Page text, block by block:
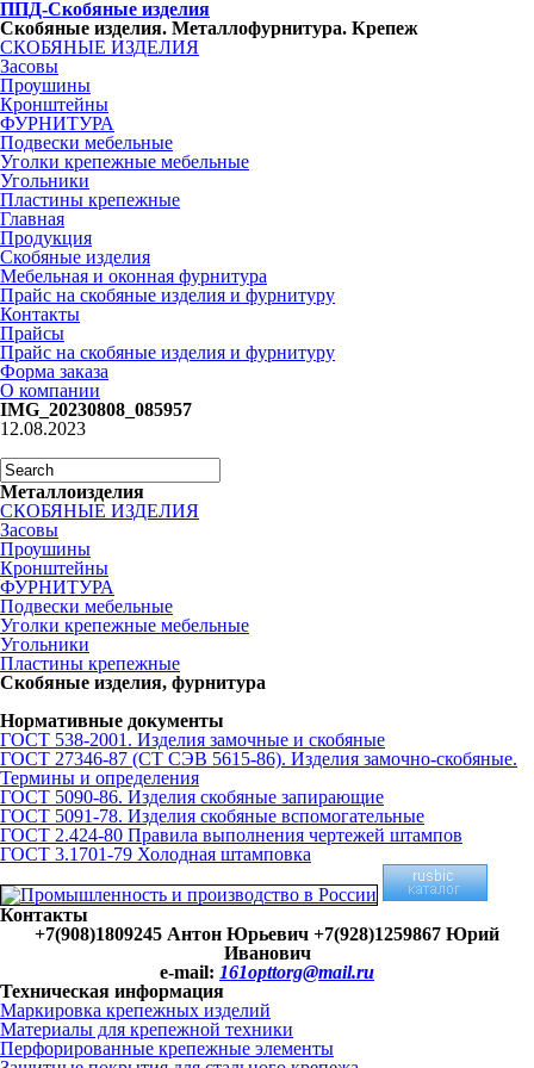
ППД-Скобяные изделия
Скобяные изделия. Металлофурнитура. Крепеж
СКОБЯНЫЕ ИЗДЕЛИЯ
Засовы
Проушины
Кронштейны
ФУРНИТУРА
Подвески мебельные
Уголки крепежные мебельные
Угольники
Пластины крепежные
Главная
Продукция
Скобяные изделия
Мебельная и оконная фурнитура
Прайс на скобяные изделия и фурнитуру
Контакты
Прайсы
Прайс на скобяные изделия и фурнитуру
Форма заказа
О компании
IMG_20230808_085957
12.08.2023
Металлоизделия
СКОБЯНЫЕ ИЗДЕЛИЯ
Засовы
Проушины
Кронштейны
ФУРНИТУРА
Подвески мебельные
Уголки крепежные мебельные
Угольники
Пластины крепежные
Скобяные изделия, фурнитура
Нормативные документы
ГОСТ 538-2001. Изделия замочные и скобяные
ГОСТ 27346-87 (СТ СЭВ 5615-86). Изделия замочно-скобяные.
Термины и определения
ГОСТ 5090-86. Изделия скобяные запирающие
ГОСТ 5091-78. Изделия скобяные вспомогательные
ГОСТ 2.424-80 Правила выполнения чертежей штампов
ГОСТ 3.1701-79 Холодная штамповка
Контакты
+7(908)1809245 Антон Юрьевич +7(928)1259867 Юрий
Иванович
e-mail: 161opttorg@mail.ru
Техническая информация
Маркировка крепежных изделий
Материалы для крепежной техники
Перфорированные крепежные элементы